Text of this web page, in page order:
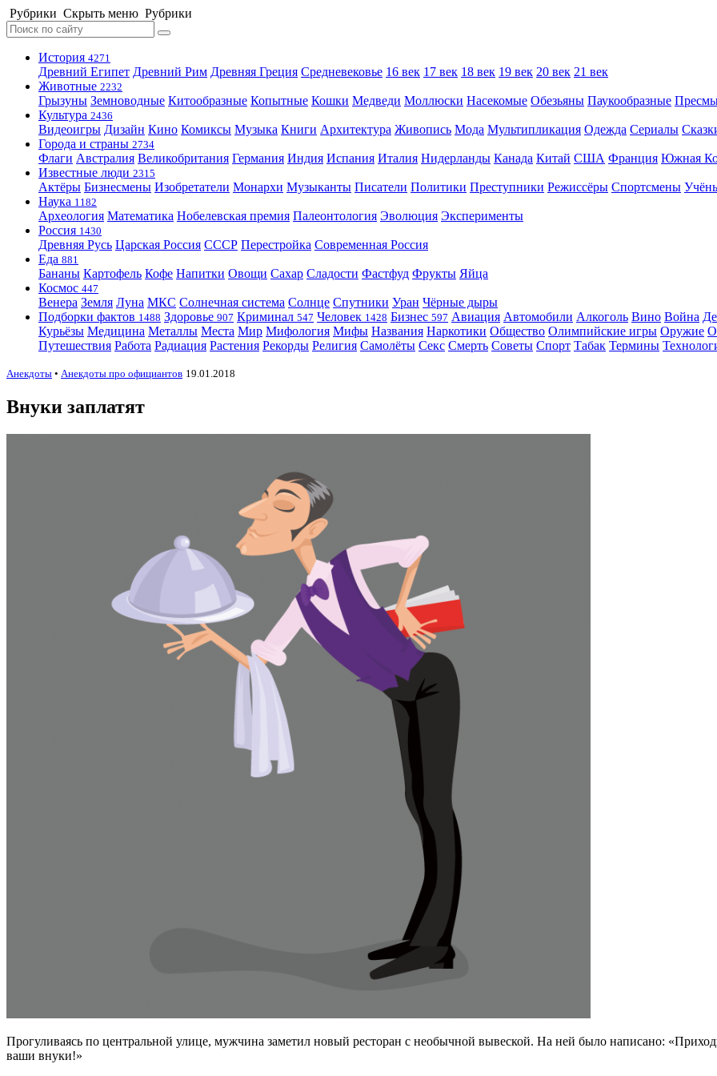
Рубрики Скрыть меню Рубрики
История 4271
Древний Египет Древний Рим Древняя Греция Средневековье 16 век 17 век 18 век 19 век 20 век 21 век
Животные 2232
Грызуны Земноводные Китообразные Копытные Кошки Медведи Моллюски Насекомые Обезьяны Паукообразные
Культура 2436
Видеоигры Дизайн Кино Комиксы Музыка Книги Архитектура Живопись Мода Мультипликация Одежда Сериалы
Города и страны 2734
Флаги Австралия Великобритания Германия Индия Испания Италия Нидерланды Канада Китай США Франция Южная
Известные люди 2315
Актёры Бизнесмены Изобретатели Монархи Музыканты Писатели Политики Преступники Режиссёры Спортсмены
Наука 1182
Археология Математика Нобелевская премия Палеонтология Эволюция Эксперименты
Россия 1430
Древняя Русь Царская Россия СССР Перестройка Современная Россия
Еда 881
Бананы Картофель Кофе Напитки Овощи Сахар Сладости Фастфуд Фрукты Яйца
Космос 447
Венера Земля Луна МКС Солнечная система Солнце Спутники Уран Чёрные дыры
Подборки фактов 1488 Здоровье 907 Криминал 547 Человек 1428 Бизнес 597 Авиация Автомобили Алкоголь Вино Война
Курьёзы Медицина Металлы Места Мир Мифология Мифы Названия Наркотики Общество Олимпийские игры Оружие
Путешествия Работа Радиация Растения Рекорды Религия Самолёты Секс Смерть Советы Спорт Табак Термины
Анекдоты • Анекдоты про официантов 19.01.2018
Внуки заплатят
Прогуливаясь по центральной улице, мужчина заметил новый ресторан с необычной вывеской. На ней было написано:
ваши внуки!»